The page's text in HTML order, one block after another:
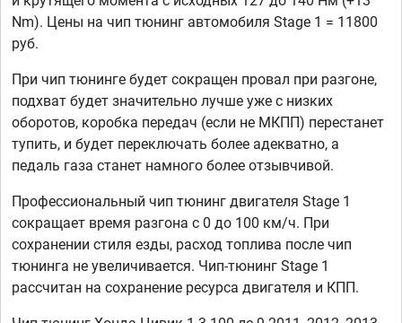
Nm). Цены на чип тюнинг автомобиля Stage 1 = 11800
руб.
При чип тюнинге будет сокращен провал при разгоне,
подхват будет значительно лучше уже с низких
оборотов, коробка передач (если не МКПП) перестанет
тупить, и будет переключать более адекватно, а
педаль газа станет намного более отзывчивой.
Профессиональный чип тюнинг двигателя Stage 1
сокращает время разгона с 0 до 100 км/ч. При
сохранении стиля езды, расход топлива после чип
тюнинга не увеличивается. Чип-тюнинг Stage 1
рассчитан на сохранение ресурса двигателя и КПП.